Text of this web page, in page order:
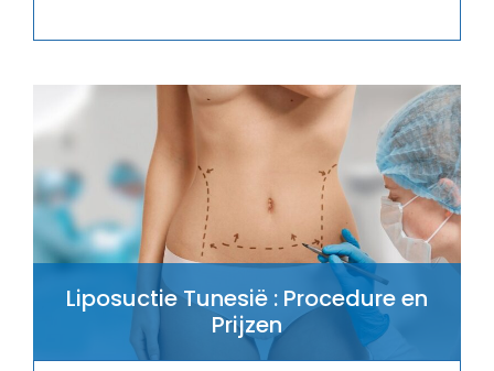
Liposuctie Tunesië : Procedure en
Prijzen